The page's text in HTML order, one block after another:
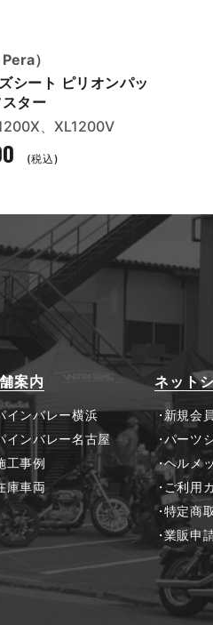
）
シート ピリオンパッ
スター
、XL1200V
(税込)
案内
インバレー横浜
インバレー名古屋
工事例
庫車両
ネット
新規会
パーツ
ヘルメ
ご利用
特定商
業販申